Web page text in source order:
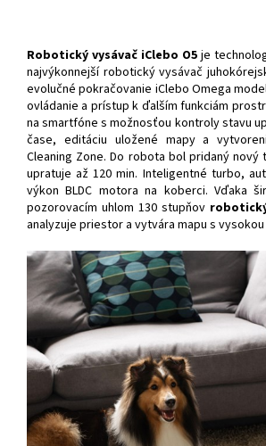
Robotický vysávač iClebo O5 je
najvýkonnejší robotický vysávač
evolučné pokračovanie iClebo Omega
ovládanie a prístup k ďalším funkciám
na smartfóne s možnosťou kontroly stavu
čase, editáciu uložené mapy a
Cleaning Zone. Do robota bol pridaný
upratuje až 120 min. Inteligentné turbo,
výkon BLDC motora na koberci. Vďaka
pozorovacím uhlom 130 stupňov
analyzuje priestor a vytvára mapu s